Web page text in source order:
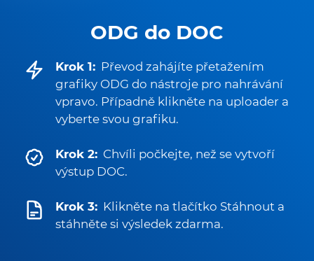
ODG do DOC
Krok 1: Převod zahájíte přetažením
grafiky ODG do nástroje pro nahrávání
vpravo. Případně klikněte na uploader a
vyberte svou grafiku.
Krok 2: Chvíli počkejte, než se vytvoří
výstup DOC.
Krok 3: Klikněte na tlačítko Stáhnout a
stáhněte si výsledek zdarma.